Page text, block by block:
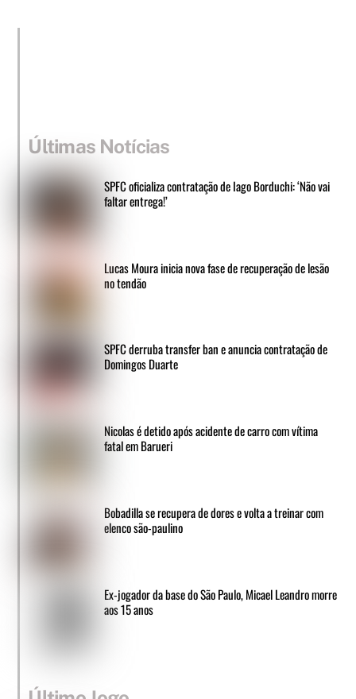
Últimas Notícias
SPFC oficializa contratação de Iago Borduchi: ‘Não vai
faltar entrega!’
Lucas Moura inicia nova fase de recuperação de lesão
no tendão
SPFC derruba transfer ban e anuncia contratação de
Domingos Duarte
Nicolas é detido após acidente de carro com vítima
fatal em Barueri
Bobadilla se recupera de dores e volta a treinar com
elenco são-paulino
Ex-jogador da base do São Paulo, Micael Leandro morre
aos 15 anos